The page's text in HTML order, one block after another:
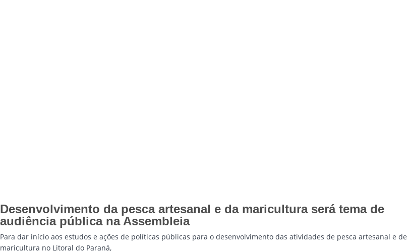
Desenvolvimento da pesca artesanal e da maricultura será tema de
audiência pública na Assembleia
Para dar início aos estudos e ações de políticas públicas para o desenvolvimento das atividades de pesca artesanal e de
maricultura no Litoral do Paraná,